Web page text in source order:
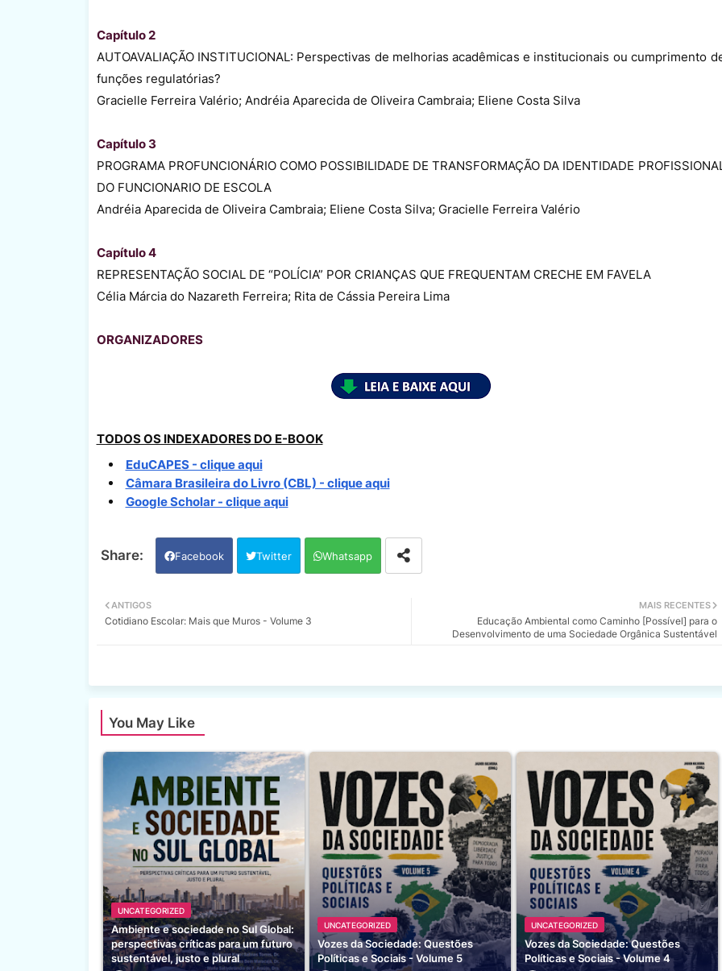
Capítulo 2
AUTOAVALIAÇÃO INSTITUCIONAL: Perspectivas de melhorias acadêmicas e institucionais ou cumprimento
funções regulatórias?
Gracielle Ferreira Valério; Andréia Aparecida de Oliveira Cambraia; Eliene Costa Silva
Capítulo 3
PROGRAMA PROFUNCIONÁRIO COMO POSSIBILIDADE DE TRANSFORMAÇÃO DA IDENTIDADE
DO FUNCIONARIO DE ESCOLA
Andréia Aparecida de Oliveira Cambraia; Eliene Costa Silva; Gracielle Ferreira Valério
Capítulo 4
REPRESENTAÇÃO SOCIAL DE “POLÍCIA” POR CRIANÇAS QUE FREQUENTAM CRECHE EM FAVELA
Célia Márcia do Nazareth Ferreira; Rita de Cássia Pereira Lima
ORGANIZADORES
TODOS OS INDEXADORES DO E-BOOK
EduCAPES - clique aqui
Câmara Brasileira do Livro (CBL) - clique aqui
Google Scholar - clique aqui
Facebook Twitter Whatsapp
MAIS RECENTES
Educação Ambiental como Caminho [Possível] para o
Desenvolvimento de uma Sociedade Orgânica Sustentável
ANTIGOS
Cotidiano Escolar: Mais que Muros - Volume 3
You May Like
UNCATEGORIZED
Ambiente e sociedade no Sul Global:
perspectivas críticas para um futuro
sustentável, justo e plural
UNCATEGORIZED
Vozes da Sociedade: Questões
Políticas e Sociais - Volume 5
UNCATEGORIZED
Vozes da Sociedade: Questões
Políticas e Sociais - Volume 4